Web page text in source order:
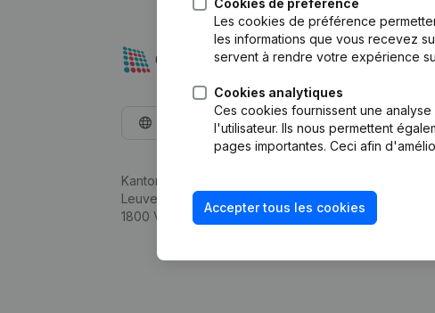
Cookies de préférence
Les cookies de préférence
les informations que vous recevez
servent à rendre votre expérience
Cookies analytiques
Ces cookies fournissent une
l'utilisateur. Ils nous permettent
pages importantes. Ceci afin
Accepter tous les cookies
Français
Kantorenpark Everest
Leuvensesteenweg 248D,
1800 Vilvoorde